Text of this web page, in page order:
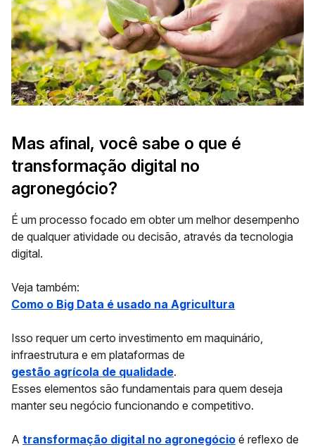
Mas afinal, você sabe o que é
transformação digital no
agronegócio?
É um processo focado em obter um melhor desempenho
de qualquer atividade ou decisão, através da tecnologia
digital.
Veja também:
Como o Big Data é usado na Agricultura
Isso requer um certo investimento em maquinário,
infraestrutura e em plataformas de
gestão agrícola de qualidade.
Esses elementos são fundamentais para quem deseja
manter seu negócio funcionando e competitivo.
A transformação digital no agronegócio é reflexo de